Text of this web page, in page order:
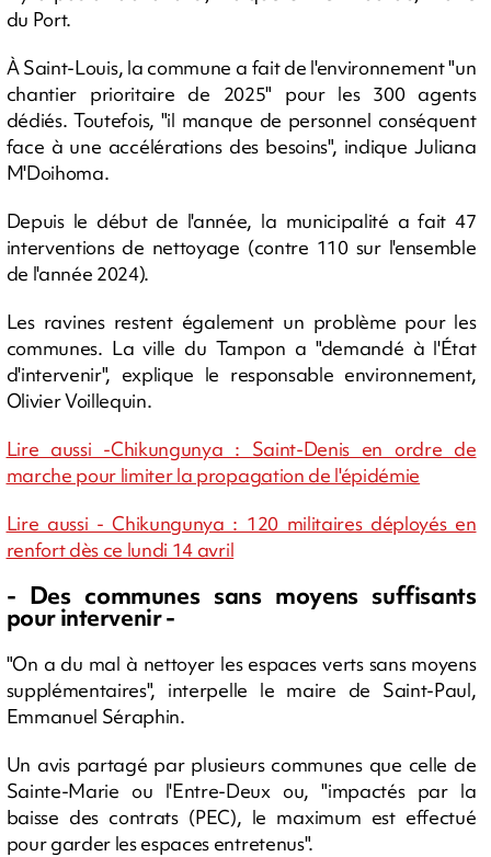
du Port.
À Saint-Louis, la commune a fait de l'environnement "un
chantier prioritaire de 2025" pour les 300 agents
dédiés. Toutefois, "il manque de personnel conséquent
face à une accélérations des besoins", indique Juliana
M'Doihoma.
Depuis le début de l'année, la municipalité a fait 47
interventions de nettoyage (contre 110 sur l'ensemble
de l'année 2024).
Les ravines restent également un problème pour les
communes. La ville du Tampon a "demandé à l'État
d'intervenir", explique le responsable environnement,
Olivier Voillequin.
Lire aussi -Chikungunya : Saint-Denis en ordre de
marche pour limiter la propagation de l'épidémie
Lire aussi - Chikungunya : 120 militaires déployés en
renfort dès ce lundi 14 avril
- Des communes sans moyens suffisants
pour intervenir -
"On a du mal à nettoyer les espaces verts sans moyens
supplémentaires", interpelle le maire de Saint-Paul,
Emmanuel Séraphin.
Un avis partagé par plusieurs communes que celle de
Sainte-Marie ou l'Entre-Deux ou, "impactés par la
baisse des contrats (PEC), le maximum est effectué
pour garder les espaces entretenus".